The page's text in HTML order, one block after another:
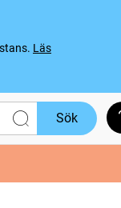
Läs
Sök